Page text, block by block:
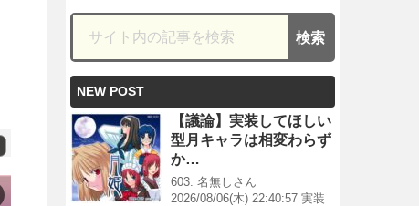
NEW POST
【議論】実装してほしい
型月キャラは相変わらず
か…
603: 名無しさん
2026/08/06(木) 22:40:57 実装